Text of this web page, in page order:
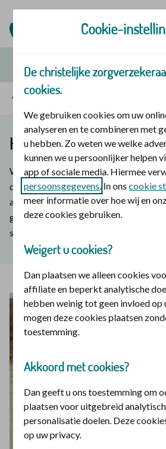
Sterke gezinnen
Herinneringen maken
Wat zijn jouw favoriete herinneringen
die te maken met vakanties.
aandacht van je ouders had. Een fijne
gesprek. Herinneringen maken zijn erg
sterk gezin.
Cookie-
De christelijke
cookies.
We gebruiken cookies om uw
analyseren en te combineren met
u hebben. Zo weten we welke
kunnen we u persoonlijker helpen
app of sociale media. Hiermee
persoonsgegevens. In onscookie
meer informatie over hoe wij en
deze cookies gebruiken.
Weigert u cookies?
Dan plaatsen we alleen cookies
affiliate en beperkt analytische
hebben weinig tot geen invloed op
mogen deze cookies plaatsen
toestemming.
Akkoord met cookies?
Dan geeft u ons toestemming om
plaatsen voor uitgebreid
personalisatie doelen. Deze
op uw privacy.